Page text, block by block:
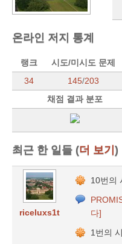
온라인 저지 통계
랭크
시도/미시도 문제
34
145/203
채점 결과 분포
최근 한 일들 (더 보기)
riceluxs1t
10번의
다]
1번의